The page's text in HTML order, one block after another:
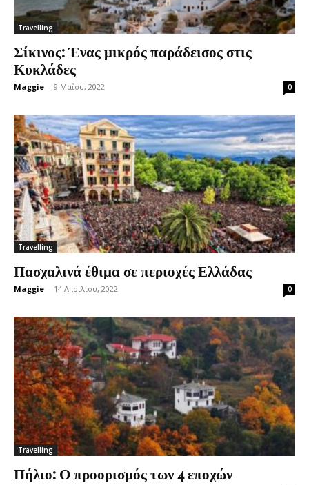
Travelling
Σίκινος: Ένας μικρός παράδεισος στις
Κυκλάδες
Maggie - 9 Μαΐου, 2022 0
Travelling
Πασχαλινά έθιμα σε περιοχές Ελλάδας
Maggie - 14 Απριλίου, 2022 0
Travelling
Πήλιο: Ο προορισμός των 4 εποχών